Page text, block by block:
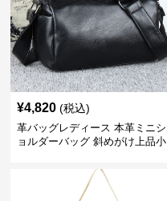
¥4,820 (税込)
革バッグレディース 本革ミニシ
ョルダーバッグ 斜めがけ上品小